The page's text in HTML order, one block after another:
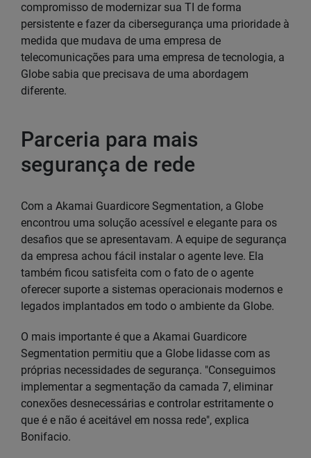
compromisso de modernizar sua TI de forma
persistente e fazer da cibersegurança uma prioridade à
medida que mudava de uma empresa de
telecomunicações para uma empresa de tecnologia, a
Globe sabia que precisava de uma abordagem
diferente.
Parceria para mais
segurança de rede
Com a Akamai Guardicore Segmentation, a Globe
encontrou uma solução acessível e elegante para os
desafios que se apresentavam. A equipe de segurança
da empresa achou fácil instalar o agente leve. Ela
também ficou satisfeita com o fato de o agente
oferecer suporte a sistemas operacionais modernos e
legados implantados em todo o ambiente da Globe.
O mais importante é que a Akamai Guardicore
Segmentation permitiu que a Globe lidasse com as
próprias necessidades de segurança. "Conseguimos
implementar a segmentação da camada 7, eliminar
conexões desnecessárias e controlar estritamente o
que é e não é aceitável em nossa rede", explica
Bonifacio.